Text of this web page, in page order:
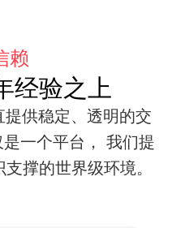
赖
经验之上
供稳定、透明的交
一个平台， 我们提
撑的世界级环境。